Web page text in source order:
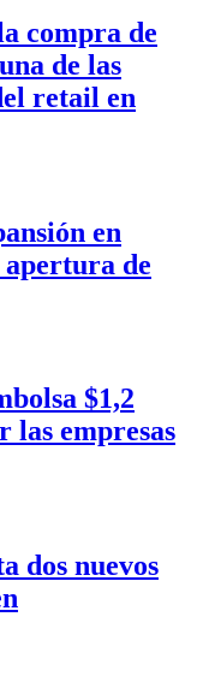
compra de
de las
retail en
en
de
$1,2
las empresas
dos nuevos